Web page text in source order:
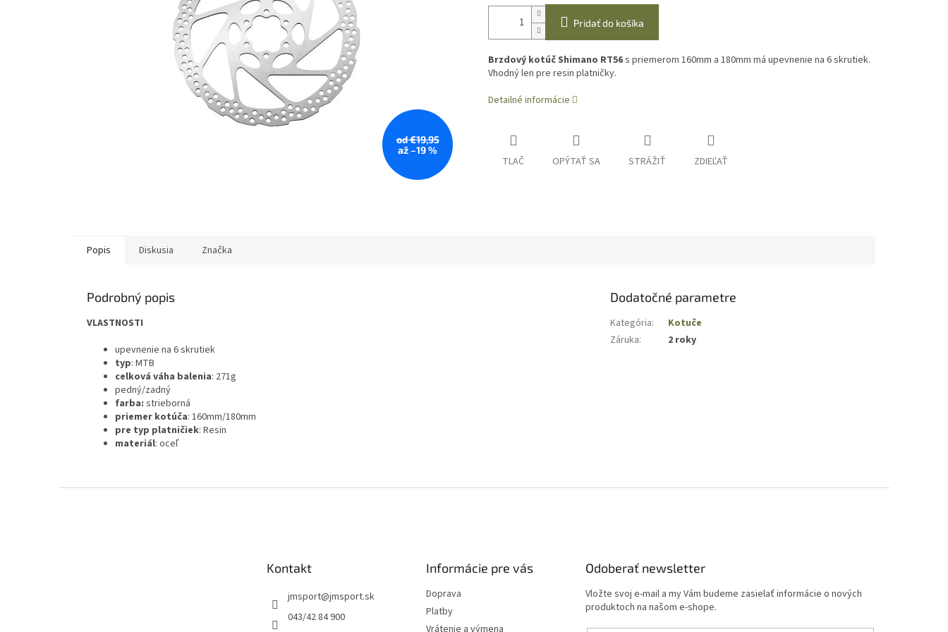
od €19,95
až –19 %
Pridať do košíka
Brzdový kotúč Shimano RT56s priemerom 160mm a 180mm má upevnenie na 6 skrutiek.
Vhodný len pre resin platničky.
Detailné informácie
TLAČ OPÝTAŤ SA STRÁŽIŤ ZDIEĽAŤ
Popis Diskusia Značka
Podrobný popis
VLASTNOSTI
upevnenie na 6 skrutiek
typ: MTB
celková váha balenia: 271g
pedný/zadný
farba: strieborná
priemer kotúča: 160mm/180mm
pre typ platničiek: Resin
materiál: oceľ
Dodatočné parametre
Kategória:
Kotuče
Záruka: 2 roky
Kontakt
jmsport@jmsport.sk
043/42 84 900
Informácie pre vás
Doprava
Platby
Odoberať newsletter
Vložte svoj e-mail a my Vám budeme zasielať informácie o nových
produktoch na našom e-shope.